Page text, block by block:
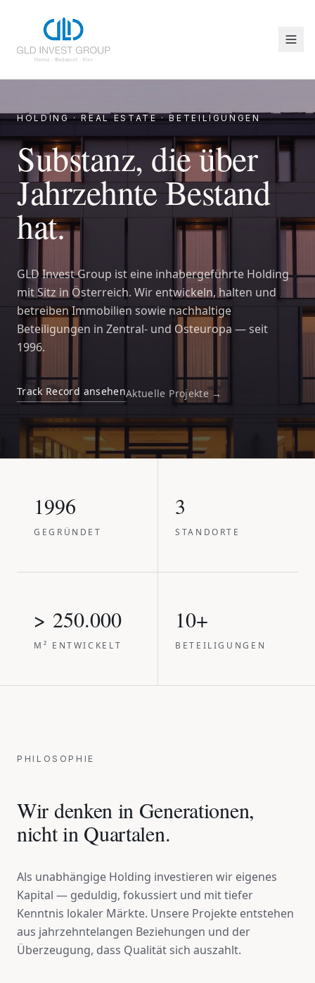
HOLDING · REAL ESTATE · BETEILIGUNGEN
Substanz, die über
Jahrzehnte Bestand
hat.
GLD Invest Group ist eine inhabergeführte Holding
mit Sitz in Österreich. Wir entwickeln, halten und
betreiben Immobilien sowie nachhaltige
Beteiligungen in Zentral- und Osteuropa — seit
1996.
Track Record ansehenAktuelle Projekte →
1996
GEGRÜNDET
3
STANDORTE
> 250.000
M² ENTWICKELT
10+
BETEILIGUNGEN
PHILOSOPHIE
Wir denken in Generationen,
nicht in Quartalen.
Als unabhängige Holding investieren wir eigenes
Kapital — geduldig, fokussiert und mit tiefer
Kenntnis lokaler Märkte. Unsere Projekte entstehen
aus jahrzehntelangen Beziehungen und der
Überzeugung, dass Qualität sich auszahlt.